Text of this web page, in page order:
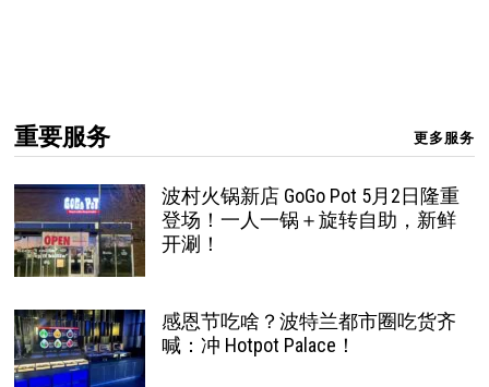
重要服务 更多服务
波村火锅新店 GoGo Pot 5月2日隆重
登场！一人一锅＋旋转自助，新鲜
开涮！
感恩节吃啥？波特兰都市圈吃货齐
喊：冲 Hotpot Palace！